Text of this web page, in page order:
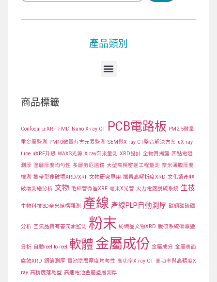
產品類別
商品標籤
Confocal μ-XRF FMD Nano X-ray CT PCB電路板 PM2.5微量
重金屬監測 PM10微量有害元素監測 SEM與X-ray CT整合解決方案 uX ray
tube uXRF升級 WAXS光源 X ray奈米量測 XRD設計 全物質揭露 四點電阻
測厚 塗層厚度均勻性 多層勞厄透鏡 大型高精密逆工程量測 奈米薄膜厚度
檢測 攜帶型非破壞XRD/XRF 文物研究專用 攜帶高解析度XRD 文化遺產非
破壞測繪分析 文物 毛細管微區XRF 毫米X光管 火力電廠脫硫系統 生技
生物科技3D奈米結構觀測 產線 產線PLP自動測厚 碳鋼碳硫磷
分析 空氣品質有害元素監測 粉末 紡織品文物XRD 脫硫系統碳酸鹽
分析 自動reel to reel 軟體 金屬成份 金屬成分 金屬表面
腐蝕XRD 銅箔測厚 電池塗層厚度均勻性 高功率X ray CT 高功率與高精度X
ray 高精度落地型 高速電池金屬塗層測厚